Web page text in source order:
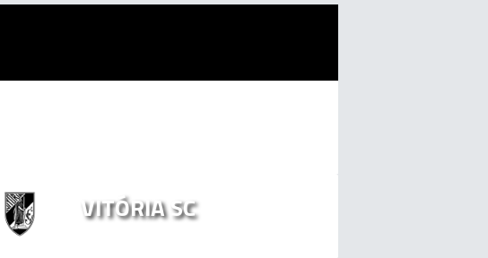
VITÓRIA SC